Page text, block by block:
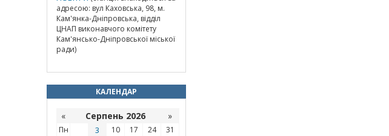
адресою: вул Каховська, 98, м.
Кам'янка-Дніпровська, відділ
ЦНАП виконавчого комітету
Кам'янсько-Дніпровської міської
ради)
КАЛЕНДАР
« Серпень 2026 »
Пн 3 10 17 24 31